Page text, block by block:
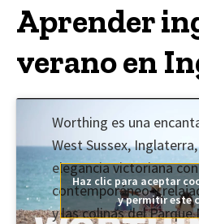
Aprender
verano en
Worthing es una
West Sussex,
elegancia victoriana
contemporáneo y
y las colinas del
Haz clic para aceptar
y permitir este